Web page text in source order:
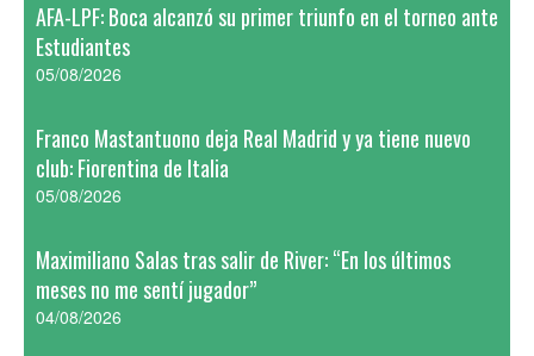
AFA-LPF: Boca alcanzó su primer triunfo en el torneo ante
Estudiantes
05/08/2026
Franco Mastantuono deja Real Madrid y ya tiene nuevo
club: Fiorentina de Italia
05/08/2026
Maximiliano Salas tras salir de River: “En los últimos
meses no me sentí jugador”
04/08/2026